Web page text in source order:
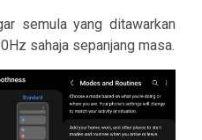
semula yang ditawarkan
sahaja sepanjang masa.